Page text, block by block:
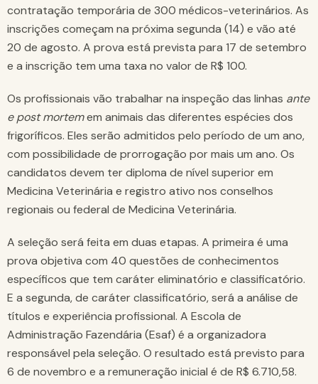
contratação temporária de 300 médicos-veterinários. As
inscrições começam na próxima segunda (14) e vão até
20 de agosto. A prova está prevista para 17 de setembro
e a inscrição tem uma taxa no valor de R$ 100.
Os profissionais vão trabalhar na inspeção das linhas ante
e post mortemem animais das diferentes espécies dos
frigoríficos. Eles serão admitidos pelo período de um ano,
com possibilidade de prorrogação por mais um ano. Os
candidatos devem ter diploma de nível superior em
Medicina Veterinária e registro ativo nos conselhos
regionais ou federal de Medicina Veterinária.
A seleção será feita em duas etapas. A primeira é uma
prova objetiva com 40 questões de conhecimentos
específicos que tem caráter eliminatório e classificatório.
E a segunda, de caráter classificatório, será a análise de
títulos e experiência profissional. A Escola de
Administração Fazendária (Esaf) é a organizadora
responsável pela seleção. O resultado está previsto para
6 de novembro e a remuneração inicial é de R$ 6.710,58.